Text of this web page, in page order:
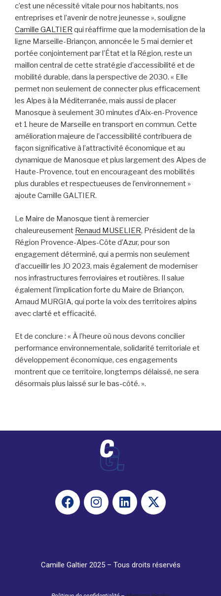
c’est une nécessité vitale pour nos habitants, nos
entreprises et l’avenir de notre jeunesse », souligne
Camille GALTIER qui réaffirme que la modernisation de la
ligne Marseille-Briançon, annoncée le 5 mai dernier et
portée conjointement par l’État et la Région, reste un
maillon central de cette stratégie d’accessibilité et de
mobilité durable, dans la perspective de 2030. « Elle
permet non seulement de connecter plus efficacement
les Alpes à la Méditerranée, mais aussi de placer
Manosque à seulement 30 minutes d’Aix-en-Provence
et 1 heure de Marseille en transport en commun. Cette
amélioration majeure de l’accessibilité contribuera de
façon significative à l’attractivité économique et au
dynamique de Manosque et plus largement des Alpes de
Haute-Provence, tout en encourageant des mobilités
plus durables et respectueuses de l’environnement »
ajoute Camille GALTIER.
Le Maire de Manosque tient à remercier
chaleureusement Renaud MUSELIER, Président de la
Région Provence-Alpes-Côte d’Azur, pour son
engagement déterminé, qui a permis non seulement
d’accueillir les JO 2023, mais également de moderniser
nos infrastructures ferroviaires et routières. Il salue
également l’implication forte du Maire de Briançon,
Arnaud MURGIA, qui porte la voix des territoires alpins
avec clarté et efficacité.
Et de conclure : « À l’heure où nous devons concilier
performance environnementale, solidarité territoriale et
développement économique, ces engagements
montrent que ce territoire, longtemps délaissé, ne sera
désormais plus laissé sur le bas-côté. ».
Camille Galtier 2025 – Tous droits réservés